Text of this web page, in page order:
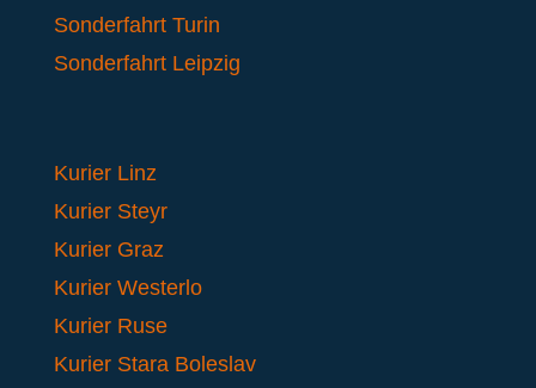
Sonderfahrt Turin
Sonderfahrt Leipzig
Kurier Linz
Kurier Steyr
Kurier Graz
Kurier Westerlo
Kurier Ruse
Kurier Stara Boleslav